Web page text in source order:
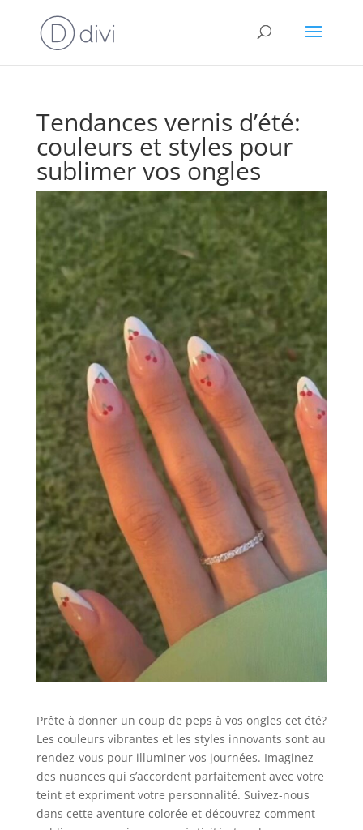
Tendances vernis d’été:
couleurs et styles pour
sublimer vos ongles
Prête à donner un coup de peps à vos ongles cet été?
Les couleurs vibrantes et les styles innovants sont au
rendez-vous pour illuminer vos journées. Imaginez
des nuances qui s’accordent parfaitement avec votre
teint et expriment votre personnalité. Suivez-nous
dans cette aventure colorée et découvrez comment